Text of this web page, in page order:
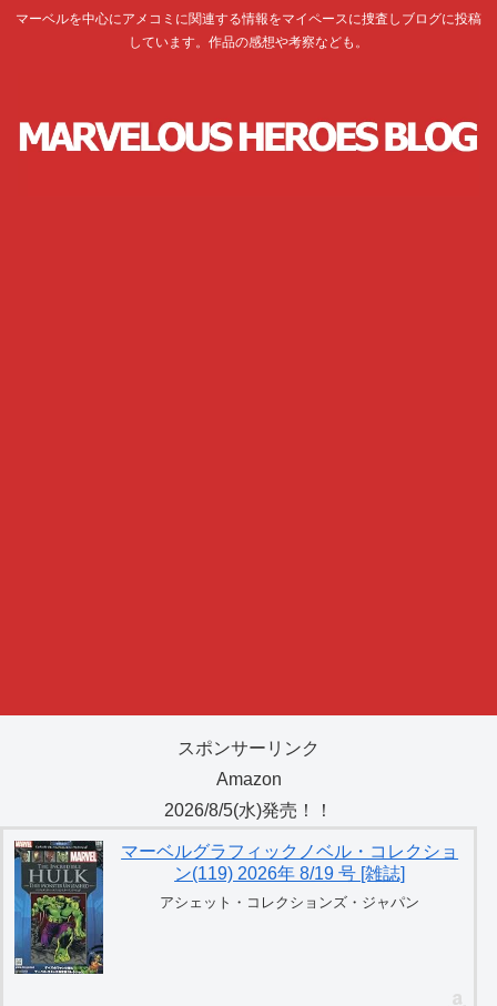
マーベルを中心にアメコミに関連する情報をマイペースに捜査しブログに投稿
しています。作品の感想や考察なども。
スポンサーリンク
Amazon
2026/8/5(水)発売！！
マーベルグラフィックノベル・コレクショ
ン(119) 2026年 8/19 号 [雑誌]
アシェット・コレクションズ・ジャパン